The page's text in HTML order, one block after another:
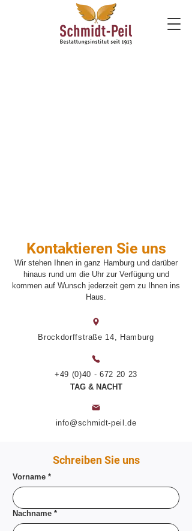
Kontaktieren Sie uns
Wir stehen Ihnen in ganz Hamburg und darüber
hinaus rund um die Uhr zur Verfügung und
kommen auf Wunsch jederzeit gern zu Ihnen ins
Haus.
Brockdorffstraße 14, Hamburg
+49 (0)40 - 672 20 23
TAG & NACHT
info@schmidt-peil.de
Schreiben Sie uns
Vorname *
Nachname *